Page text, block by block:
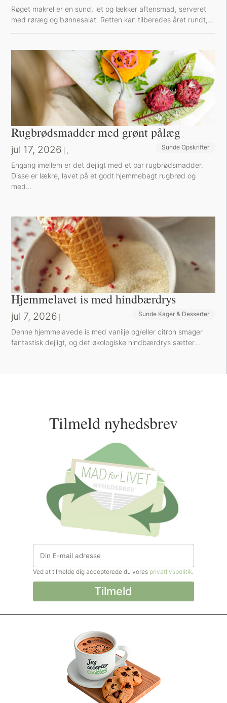
Røget makrel er en sund, let og lækker aftensmad, serveret
med røræg og bønnesalat. Retten kan tilberedes året rundt,...
Rugbrødsmadder med grønt pålæg
jul 17, 2026 Sund Aftensmad
Sunde Opskrifter
Engang imellem er det dejligt med et par rugbrødsmadder.
Disse er lækre, lavet på et godt hjemmebagt rugbrød og
med...
Hjemmelavet is med hindbærdrys
jul 7, 2026 Sunde Kager & Desserter
Denne hjemmelavede is med vanilje og/eller citron smager
fantastisk dejligt, og det økologiske hindbærdrys sætter...
Tilmeld nyhedsbrev
Ved at tilmelde dig accepterede du vores privatlivspolitik.
© Madforlivet.com, 2000–2025. Alle
rettigheder forbeholdt.
øvrigt materiale må kun gengives med
tilladelse fra Sophia Helse ApS.
Spørgsmål eller kommentarer?